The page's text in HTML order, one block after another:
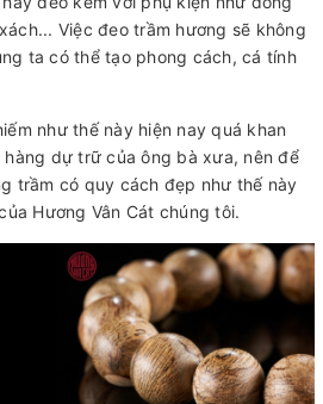
Việc đeo trầm hương sẽ không
ta có thể tạo phong cách, cá tính
như thế này hiện nay quá khan
hàng dự trữ của ông bà xưa, nên để
trầm có quy cách đẹp như thế này
Hương Vân Cát chúng tôi.